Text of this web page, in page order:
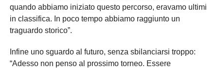
quando abbiamo iniziato questo percorso, eravamo ultimi
in classifica. In poco tempo abbiamo raggiunto un
traguardo storico”.
Infine uno sguardo al futuro, senza sbilanciarsi troppo:
“Adesso non penso al prossimo torneo. Essere